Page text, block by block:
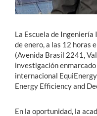
La Escuela de
de enero, a las 12 horas
(Avenida Brasil 2241,
investigación
internacional
Energy Efficiency and
En la oportunidad, la